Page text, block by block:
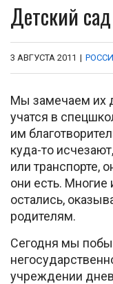
Детский
3 АВГУСТА 2011 |
Мы замечаем их
учатся в
им
куда-то
или транспорте,
они есть. Многие
остались,
родителям.
Сегодня мы
учреждении